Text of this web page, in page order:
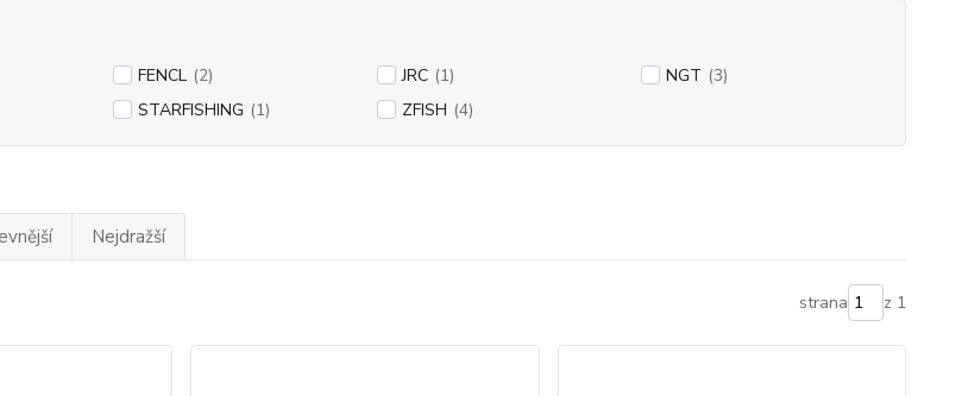
FENCL (2) JRC (1) NGT (3)
STARFISHING (1) ZFISH (4)
Nejdražší
strana z 1